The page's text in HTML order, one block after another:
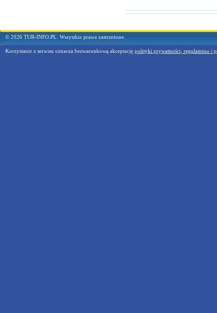
© 2026 TUR-INFO.PL. Wszystkie prawa zastrzeżone.
Korzystanie z serwisu oznacza bezwarunkową akceptację polityki prywatności, regulaminu i